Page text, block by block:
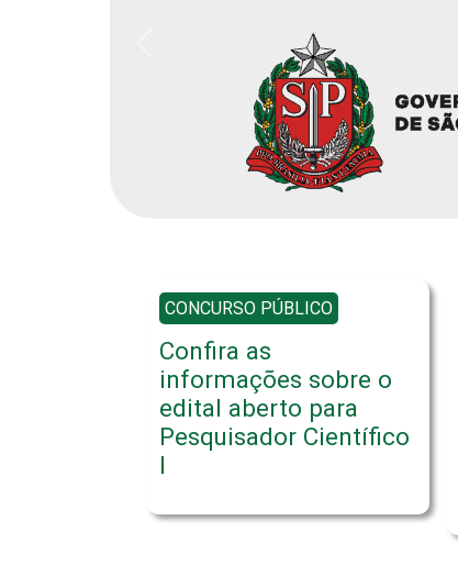
CONCURSO PÚBLICO
Confira as
informações sobre o
edital aberto para
Pesquisador Científico
I